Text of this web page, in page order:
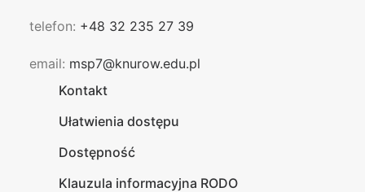
telefon: +48 32 235 27 39
email: msp7@knurow.edu.pl
Kontakt
Ułatwienia dostępu
Dostępność
Klauzula informacyjna RODO